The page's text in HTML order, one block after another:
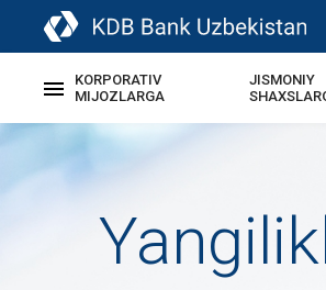
KORPORATIV
MIJOZLARGA
JISMONIY